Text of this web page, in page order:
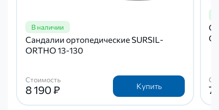
Сандалии ортопедические SURSIL-
ORTHO 13-130
Стоимость
8 190 ₽ Купить 7